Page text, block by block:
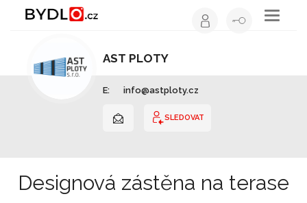
Toggle
AST PLOTY
E: info@astploty.cz
SLEDOVAT
Designová zástěna na terase